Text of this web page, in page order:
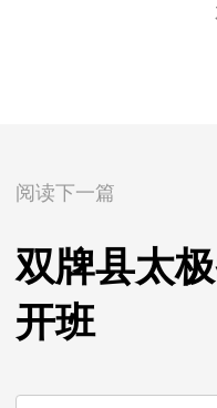
阅读下一篇
双牌县太
开班